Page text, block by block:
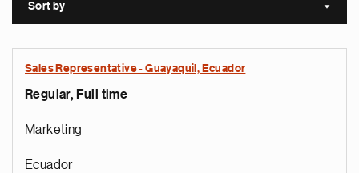
Sort by Sort
Sales Representative - Guayaquil, Ecuador
Regular, Full time
Marketing
Ecuador